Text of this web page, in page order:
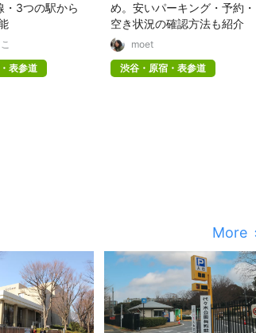
・3つの駅から
表参道
め。安いパーキング・予約・
空き状況の確認方法も紹介
moet
渋谷・原宿・表参道
More